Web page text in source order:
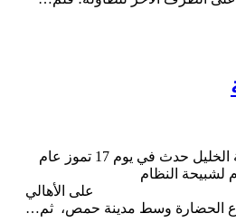
إعداد يامن أحمد _تحرير بثينة الخليل حدث في يوم 17 تموز عام
لشبيحة النظام
الأهالي
الحضارة وسط مدينة حمص، ثم…